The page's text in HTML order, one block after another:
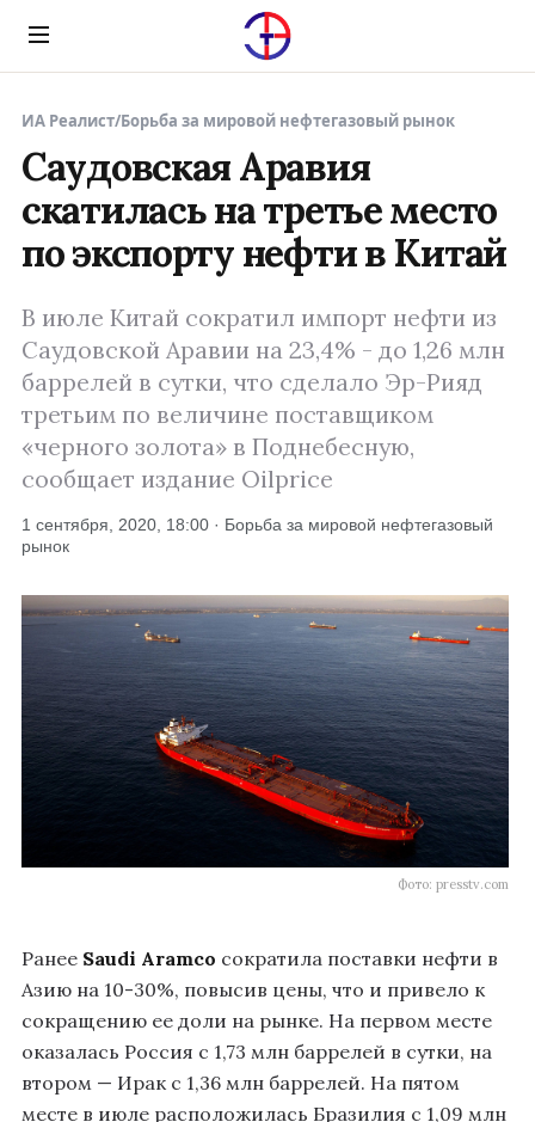
Menu
ИА Реалист/Борьба за мировой нефтегазовый рынок
Саудовская Аравия
скатилась на третье место
по экспорту нефти в Китай
В июле Китай сократил импорт нефти из
Саудовской Аравии на 23,4% - до 1,26 млн
баррелей в сутки, что сделало Эр-Рияд
третьим по величине поставщиком
«черного золота» в Поднебесную,
сообщает издание Oilprice
1 сентября, 2020, 18:00 · Борьба за мировой нефтегазовый
рынок
Фото: presstv.com
Ранее Saudi Aramco сократила поставки нефти в
Азию на 10-30%, повысив цены, что и привело к
сокращению ее доли на рынке. На первом месте
оказалась Россия с 1,73 млн баррелей в сутки, на
втором — Ирак с 1,36 млн баррелей. На пятом
месте в июле расположилась Бразилия с 1,09 млн